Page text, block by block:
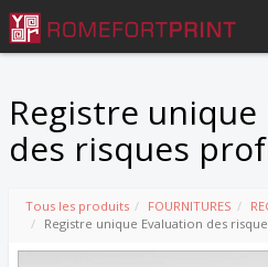
Registre unique
des risques
Tous les produits FOURNITURES
Registre unique Evaluation des